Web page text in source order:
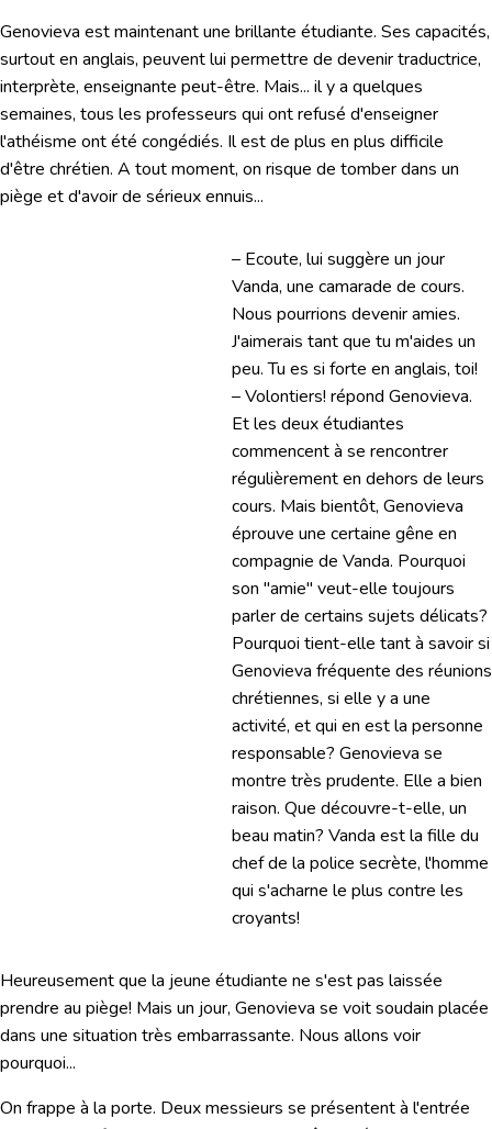
Genovieva est maintenant une brillante étudiante. Ses capacités,
surtout en anglais, peuvent lui permettre de devenir traductrice,
interprète, enseignante peut-être. Mais... il y a quelques
semaines, tous les professeurs qui ont refusé d'enseigner
l'athéisme ont été congédiés. Il est de plus en plus difficile
d'être chrétien. A tout moment, on risque de tomber dans un
piège et d'avoir de sérieux ennuis...
– Ecoute, lui suggère un jour
Vanda, une camarade de cours.
Nous pourrions devenir amies.
J'aimerais tant que tu m'aides un
peu. Tu es si forte en anglais, toi!
– Volontiers! répond Genovieva.
Et les deux étudiantes
commencent à se rencontrer
régulièrement en dehors de leurs
cours. Mais bientôt, Genovieva
éprouve une certaine gêne en
compagnie de Vanda. Pourquoi
son "amie" veut-elle toujours
parler de certains sujets délicats?
Pourquoi tient-elle tant à savoir si
Genovieva fréquente des réunions
chrétiennes, si elle y a une
activité, et qui en est la personne
responsable? Genovieva se
montre très prudente. Elle a bien
raison. Que découvre-t-elle, un
beau matin? Vanda est la fille du
chef de la police secrète, l'homme
qui s'acharne le plus contre les
croyants!
Heureusement que la jeune étudiante ne s'est pas laissée
prendre au piège! Mais un jour, Genovieva se voit soudain placée
dans une situation très embarrassante. Nous allons voir
pourquoi...
On frappe à la porte. Deux messieurs se présentent à l'entrée